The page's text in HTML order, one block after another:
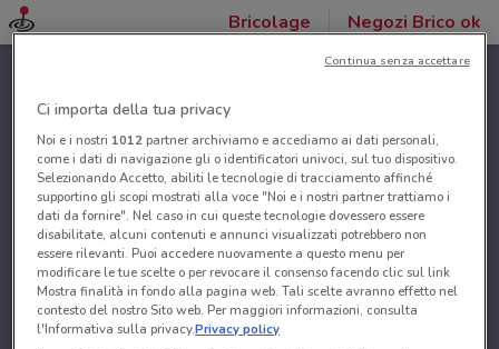
Bricolage Negozi Brico ok
Ci importa della tua privacy
Noi e i nostri 1012partner archiviamo e accediamo ai dati personali,
come i dati di navigazione gli o identificatori univoci, sul tuo dispositivo.
Selezionando Accetto, abiliti le tecnologie di tracciamento affinché
supportino gli scopi mostrati alla voce "Noi e i nostri partner trattiamo i
dati da fornire". Nel caso in cui queste tecnologie dovessero essere
disabilitate, alcuni contenuti e annunci visualizzati potrebbero non
essere rilevanti. Puoi accedere nuovamente a questo menu per
modificare le tue scelte o per revocare il consenso facendo clic sul link
Mostra finalità in fondo alla pagina web. Tali scelte avranno effetto nel
contesto del nostro Sito web. Per maggiori informazioni, consulta
l'Informativa sulla privacy.Privacy policy
Continua senza accettare